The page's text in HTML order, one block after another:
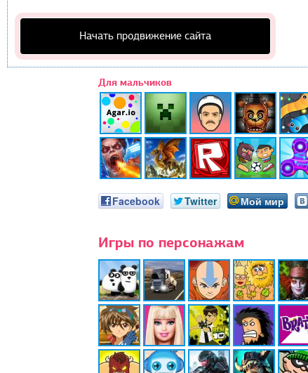
Начать продвижение сайта
Для мальчиков
Facebook Twitter Мой мир
Игры по персонажам